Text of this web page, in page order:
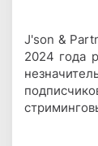
J'son &
2024 года